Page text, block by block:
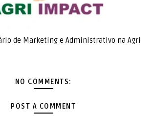
de Marketing e Administrativo na Agri
NO COMMENTS:
POST A COMMENT